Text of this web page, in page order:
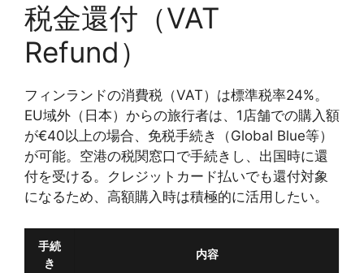
税金還付（VAT
Refund）
フィンランドの消費税（VAT）は標準税率24%。
EU域外（日本）からの旅行者は、1店舗での購入額
が€40以上の場合、免税手続き（Global Blue等）
が可能。空港の税関窓口で手続きし、出国時に還
付を受ける。クレジットカード払いでも還付対象
になるため、高額購入時は積極的に活用したい。
手続
き
内容